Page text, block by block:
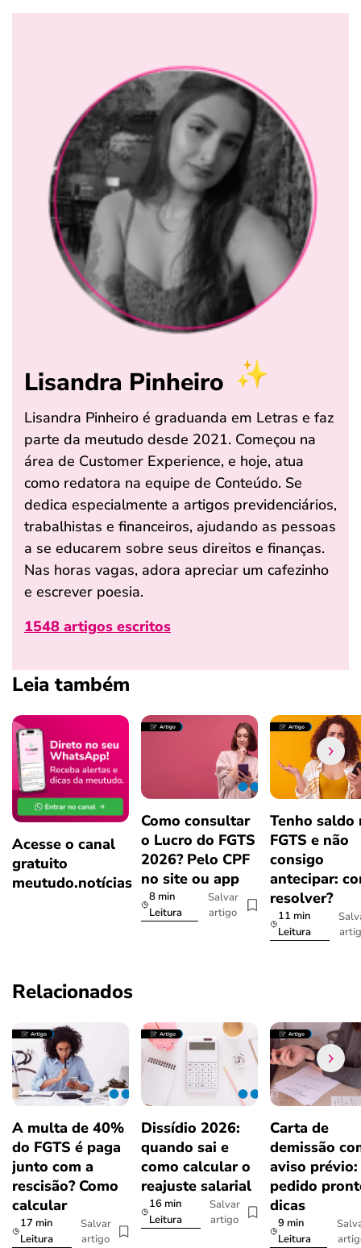
Lisandra Pinheiro
Lisandra Pinheiro é graduanda em Letras e faz
parte da meutudo desde 2021. Começou na
área de Customer Experience, e hoje, atua
como redatora na equipe de Conteúdo. Se
dedica especialmente a artigos previdenciários,
trabalhistas e financeiros, ajudando as pessoas
a se educarem sobre seus direitos e finanças.
Nas horas vagas, adora apreciar um cafezinho
e escrever poesia.
1548 artigos escritos
Leia também
Acesse o canal
gratuito
meutudo.notícias
Como consultar
o Lucro do FGTS
2026? Pelo CPF
no site ou app
8 min
Leitura
Salvar
artigo
Tenho saldo
FGTS e não
consigo
antecipar:
resolver?
11 min
Leitura
Relacionados
A multa de 40%
do FGTS é paga
junto com a
rescisão? Como
calcular
17 min
Leitura
Salvar
artigo
Dissídio 2026:
quando sai e
como calcular o
reajuste salarial
16 min
Leitura
Salvar
artigo
Carta de
demissão
aviso prévio:
pedido
dicas
9 min
Leitura